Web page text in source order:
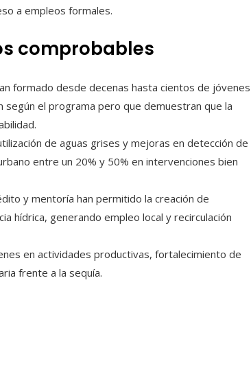
a empleos formales.
comprobables
formado desde decenas hasta cientos de jóvenes
según el programa pero que demuestran que la
de aguas grises y mejoras en detección de
entre un 20% y 50% en intervenciones bien
y mentoría han permitido la creación de
hídrica, generando empleo local y recirculación
en actividades productivas, fortalecimiento de
frente a la sequía.